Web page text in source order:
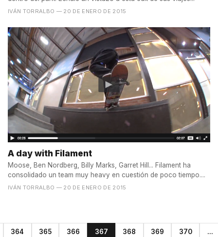
IVÁN TORRALBO — 20 DE ENERO DE 2015
A day with Filament
Moose, Ben Nordberg, Billy Marks, Garret Hill... Filament ha
consolidado un team muy heavy en cuestión de poco tiempo....
IVÁN TORRALBO — 20 DE ENERO DE 2015
364 365 366 367 368 369 370 ...